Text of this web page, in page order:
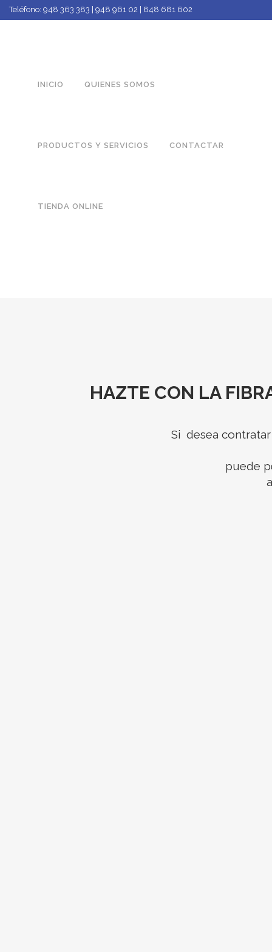
Teléfono: 948 363 383 | 948 961 02 | 848 681 602
INICIO QUIENES SOMOS
PRODUCTOS Y SERVICIOS CONTACTAR
TIENDA ONLINE
HAZTE CON LA
Si desea
puede